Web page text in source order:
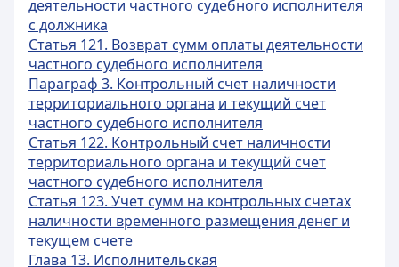
деятельности частного судебного исполнителя
с должника
Статья 121. Возврат сумм оплаты деятельности
частного судебного исполнителя
Параграф 3. Контрольный счет наличности
территориального органа и текущий счет
частного судебного исполнителя
Статья 122. Контрольный счет наличности
территориального органа и текущий счет
частного судебного исполнителя
Статья 123. Учет сумм на контрольных счетах
наличности временного размещения денег и
текущем счете
Глава 13. Исполнительская